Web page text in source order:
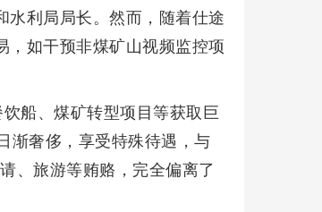
水利局局长。然而，随着仕途
，如干预非煤矿山视频监控项
船、煤矿转型项目等获取巨
渐奢侈，享受特殊待遇，与
、旅游等贿赂，完全偏离了